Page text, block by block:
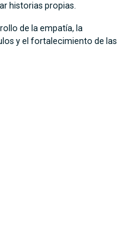
historias propias.
de la empatía, la
y el fortalecimiento de las